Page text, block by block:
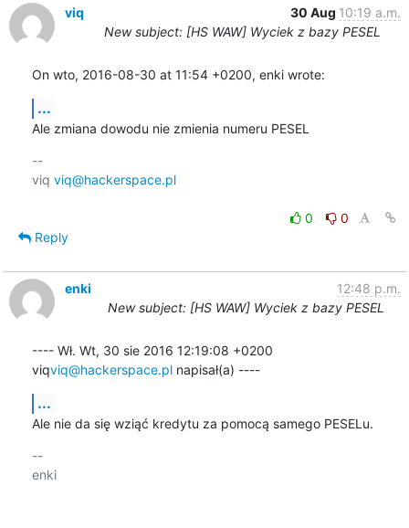
viq
30 Aug 10:19 a.m.
New subject: [HS WAW] Wyciek z bazy PESEL
On wto, 2016-08-30 at 11:54 +0200, enki wrote:
...
Ale zmiana dowodu nie zmienia numeru PESEL
--
viq viq@hackerspace.pl
0
0
Reply
enki
12:48 p.m.
New subject: [HS WAW] Wyciek z bazy PESEL
---- Wł. Wt, 30 sie 2016 12:19:08 +0200
viqviq@hackerspace.pl napisał(a) ----
...
Ale nie da się wziąć kredytu za pomocą samego PESELu.
--
enki